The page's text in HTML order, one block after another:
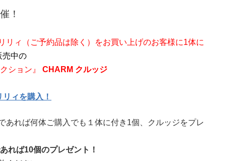
！
リィ（ご予約品は除く）をお買い上げのお客様に1体に
売中の
ション』
CHARM クルッジ
ィを購入！
あれば何体ご購入でも１体に付き1個、クルッジをプレ
れば10個のプレゼント！